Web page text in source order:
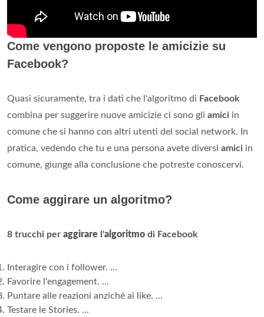
Come vengono proposte le amicizie su
Facebook?
Quasi sicuramente, tra i dati che l'algoritmo di Facebook
combina per suggerire nuove amicizie ci sono gli amici in
comune che si hanno con altri utenti del social network. In
pratica, vedendo che tu e una persona avete diversi amici in
comune, giunge alla conclusione che potreste conoscervi.
Come aggirare un algoritmo?
8 trucchi per aggirare l'algoritmo di Facebook
Interagire con i follower. ...
Favorire l'engagement. ...
Puntare alle reazioni anziché ai like. ...
Testare le Stories. ...